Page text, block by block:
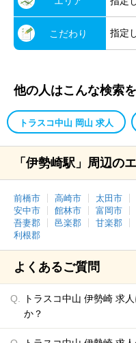
こだわり 指定
他の人はこんな検索
トラスコ中山 岡山 求人
「伊勢崎駅」周辺の
前橋市 高崎市 太田市
安中市
館林市 富岡市
吾妻郡
邑楽郡 甘楽郡
利根郡
よくあるご質問
トラスコ中山 伊勢崎 求
か？